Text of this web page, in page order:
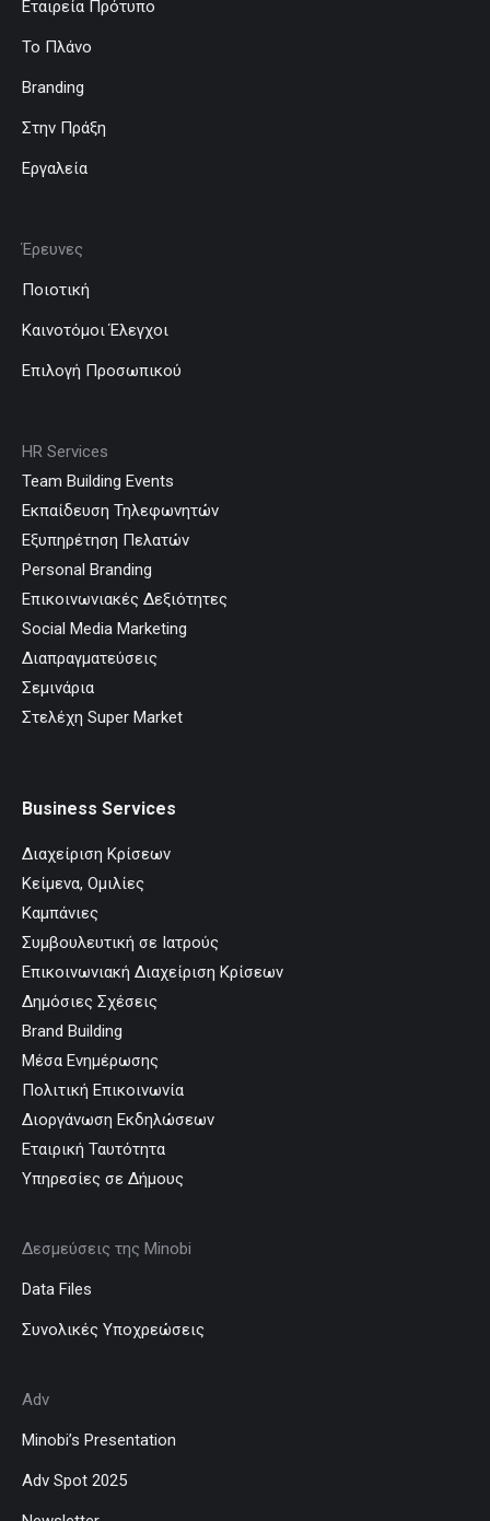
Εταιρεία Πρότυπο
Το Πλάνο
Branding
Στην Πράξη
Εργαλεία
Έρευνες
Ποιοτική
Καινοτόμοι Έλεγχοι
Επιλογή Προσωπικού
HR Services
Team Building Events
Εκπαίδευση Τηλεφωνητών
Εξυπηρέτηση Πελατών
Personal Branding
Επικοινωνιακές Δεξιότητες
Social Media Marketing
Διαπραγματεύσεις
Σεμινάρια
Στελέχη Super Market
Business Services
Διαχείριση Κρίσεων
Κείμενα, Ομιλίες
Καμπάνιες
Συμβουλευτική σε Ιατρούς
Επικοινωνιακή Διαχείριση Κρίσεων
Δημόσιες Σχέσεις
Brand Building
Μέσα Ενημέρωσης
Πολιτική Επικοινωνία
Διοργάνωση Εκδηλώσεων
Εταιρική Ταυτότητα
Υπηρεσίες σε Δήμους
Δεσμεύσεις της Minobi
Data Files
Συνολικές Υποχρεώσεις
Adv
Minobi’s Presentation
Adv Spot 2025